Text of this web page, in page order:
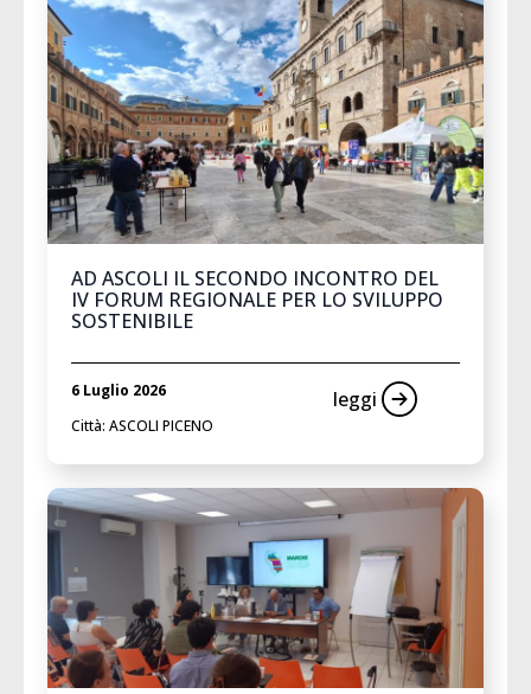
AD ASCOLI IL SECONDO INCONTRO DEL
IV FORUM REGIONALE PER LO SVILUPPO
SOSTENIBILE
6 Luglio 2026
Città: ASCOLI PICENO
leggi